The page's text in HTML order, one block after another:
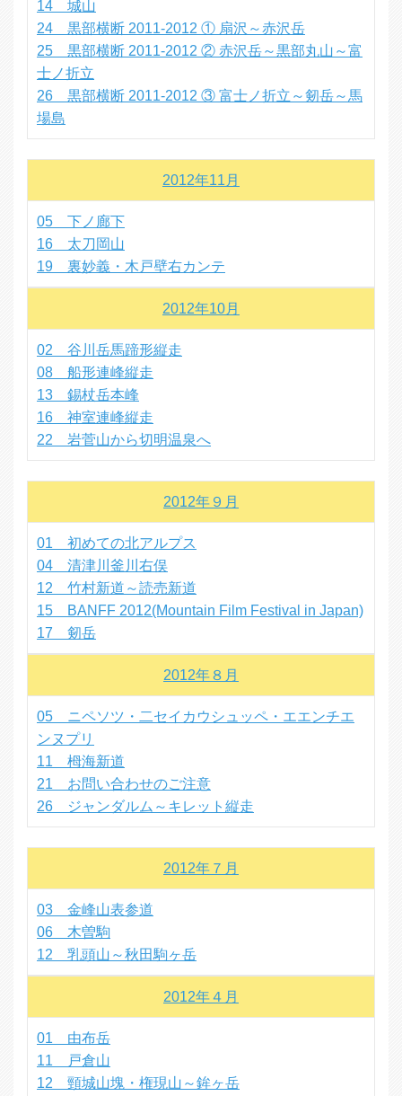
14 城山
24 黒部横断 2011-2012 ① 扇沢～赤沢岳
25 黒部横断 2011-2012 ② 赤沢岳～黒部丸山～富
士ノ折立
26 黒部横断 2011-2012 ③ 富士ノ折立～剱岳～馬
場島
2012年11月
05 下ノ廊下
16 太刀岡山
19 裏妙義・木戸壁右カンテ
2012年10月
02 谷川岳馬蹄形縦走
08 船形連峰縦走
13 錫杖岳本峰
16 神室連峰縦走
22 岩菅山から切明温泉へ
2012年９月
01 初めての北アルプス
04 清津川釜川右俣
12 竹村新道～読売新道
15 BANFF 2012(Mountain Film Festival in Japan)
17 剱岳
2012年８月
05 ニペソツ・二セイカウシュッペ・エエンチエ
ンヌプリ
11 栂海新道
21 お問い合わせのご注意
26 ジャンダルム～キレット縦走
2012年７月
03 金峰山表参道
06 木曽駒
12 乳頭山～秋田駒ヶ岳
2012年４月
01 由布岳
11 戸倉山
12 頸城山塊・権現山～鉾ヶ岳